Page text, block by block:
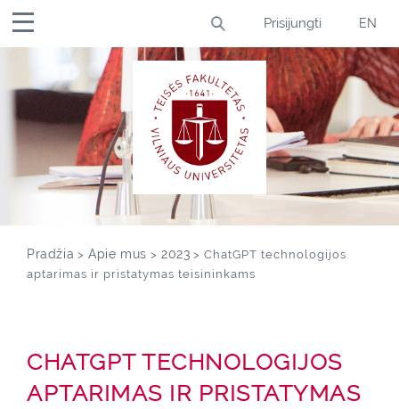
Prisijungti
Pradžia >Apie mus >2023 > ChatGPT technologijos
aptarimas ir pristatymas teisininkams
CHATGPT TECHNOLOGIJOS
APTARIMAS IR PRISTATYMAS